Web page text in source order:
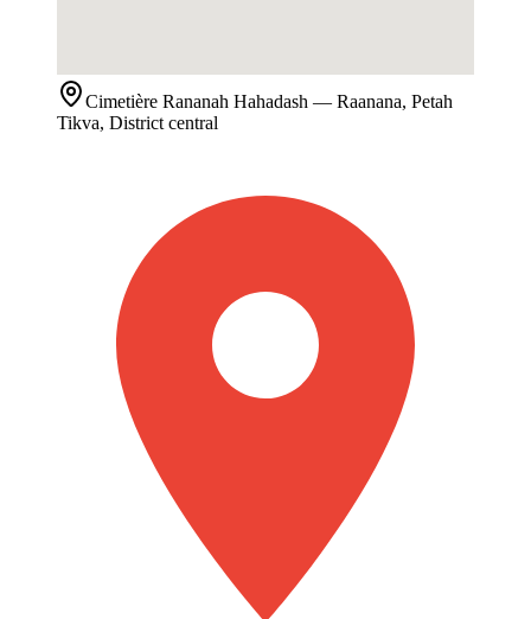
Cimetière Rananah Hahadash — Raanana, Petah
Tikva, District central